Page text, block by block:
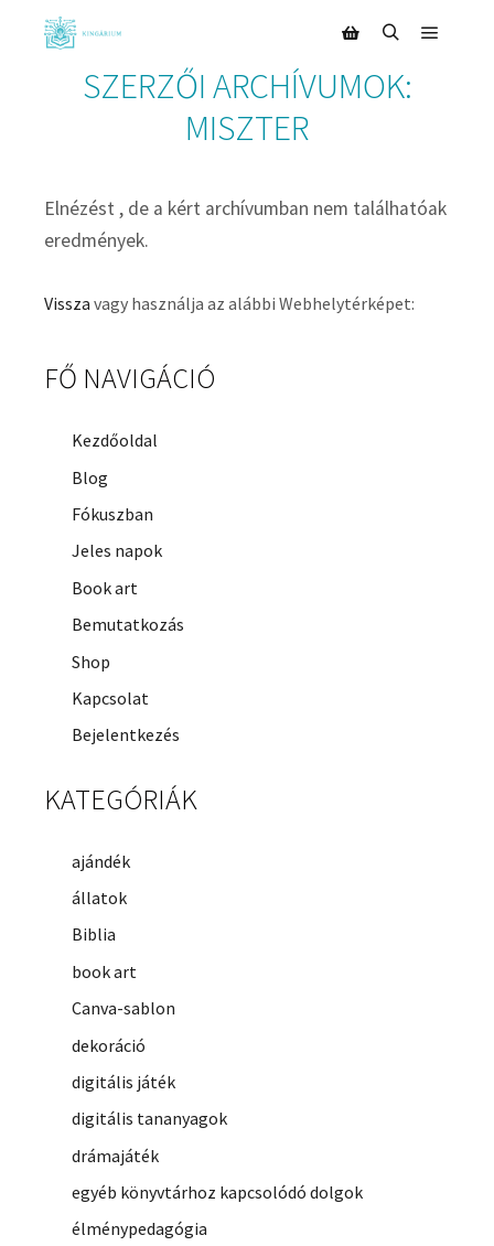
SZERZŐI ARCHÍVUMOK:
MISZTER
Elnézést , de a kért archívumban nem találhatóak
eredmények.
Vissza vagy használja az alábbi Webhelytérképet:
FŐ NAVIGÁCIÓ
Kezdőoldal
Blog
Fókuszban
Jeles napok
Book art
Bemutatkozás
Shop
Kapcsolat
Bejelentkezés
KATEGÓRIÁK
ajándék
állatok
Biblia
book art
Canva-sablon
dekoráció
digitális játék
digitális tananyagok
drámajáték
egyéb könyvtárhoz kapcsolódó dolgok
élménypedagógia